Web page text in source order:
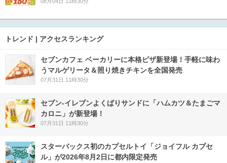
トレンド | アクセスランキング
セブンカフェ ベーカリーに本格ピザ新登場！手軽に味わ
うマルゲリータ＆照り焼きチキンを全国発売
07月31日 11時30分
セブン‐イレブンよくばりサンドに「ハムカツ＆たまごマ
カロニ」が新登場！
07月31日 11時30分
スターバックス初のカプセルトイ「ジョイフル カプセ
ル」が2026年8月2日に都内限定発売